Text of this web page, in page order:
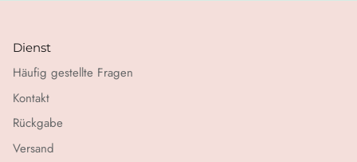
Dienst
Häufig gestellte Fragen
Kontakt
Rückgabe
Versand